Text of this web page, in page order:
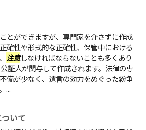
とができますが、専門家を介さずに作成
確性や形式的な正確性、保管中における
注意しなければならないことも多くあり
証人が関与して作成されます。法律の専
備が少なく、遺言の効力をめぐった紛争
...
いて